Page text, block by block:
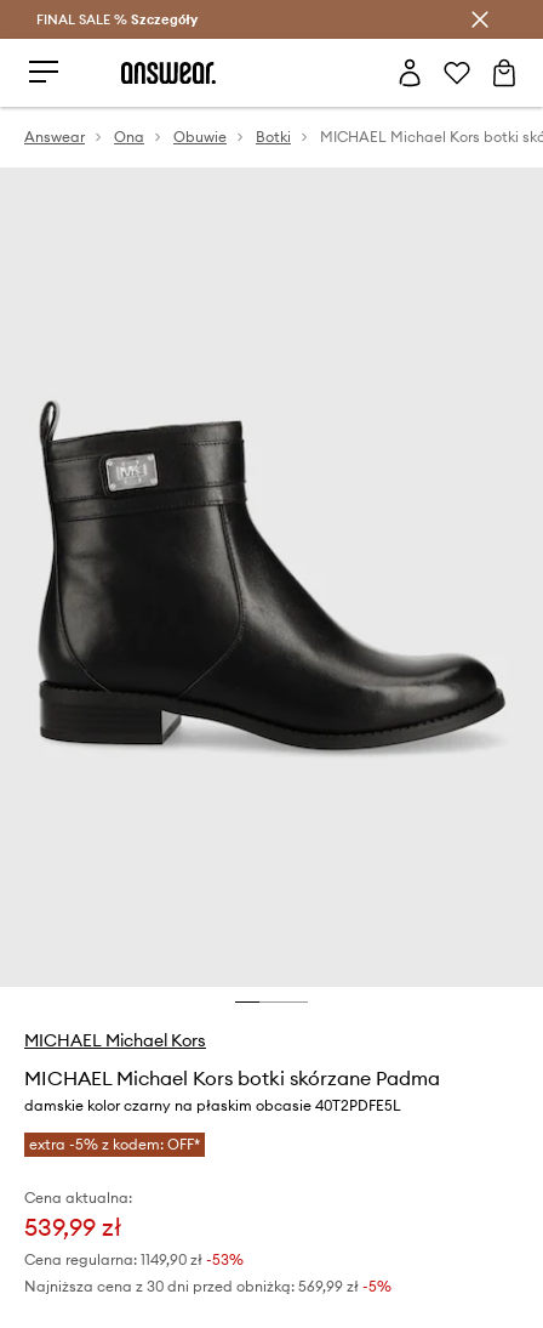
Oszczędzaj z Answear Club >
FINAL SALE % Szczegóły
Answear Ona Obuwie Botki
MICHAEL Michael Kors
MICHAEL Michael Kors botki skórzane Padma
damskie kolor czarny na płaskim obcasie 40T2PDFE5L
extra -5% z kodem: OFF*
Cena aktualna:
539,99 zł
Cena regularna: 1149,90 zł -53%
Najniższa cena z 30 dni przed obniżką: 569,99 zł -5%